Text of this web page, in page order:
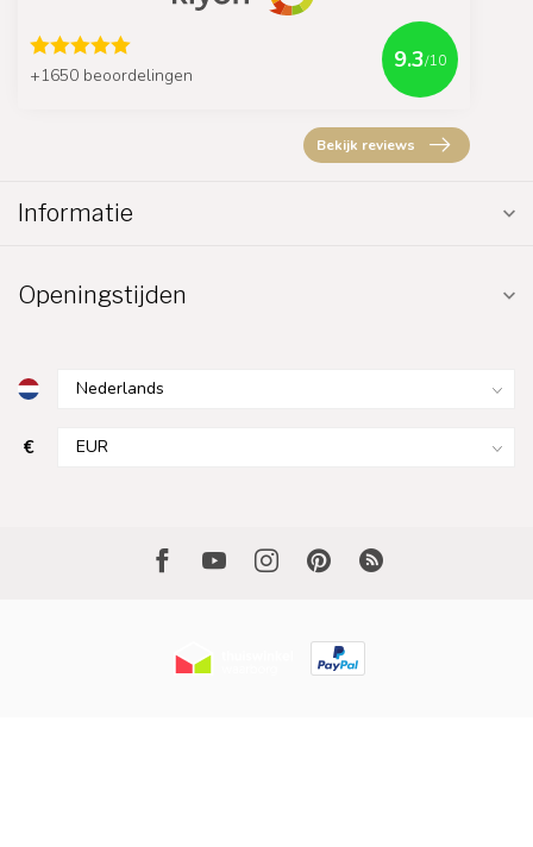
+1650 beoordelingen
9.3/10
Bekijk reviews
Informatie
Openingstijden
€